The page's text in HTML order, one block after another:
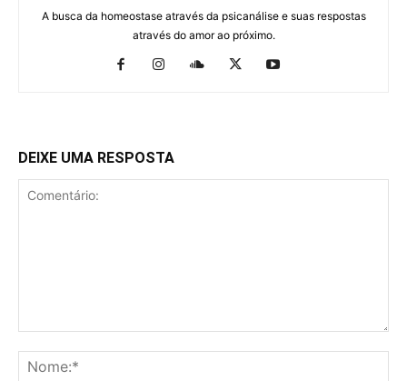
A busca da homeostase através da psicanálise e suas respostas
através do amor ao próximo.
DEIXE UMA RESPOSTA